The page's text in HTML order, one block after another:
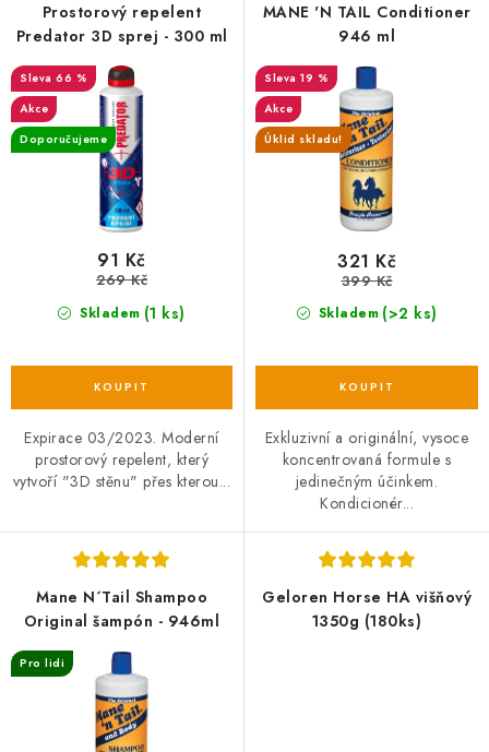
o
d
u
k
t
r
o
d
u
k
Prostorový repelent
Predator 3D sprej - 300 ml
66 %
Akce
Doporučujeme
Skladem (1 ks)
91 Kč
269 Kč
Expirace 03/2023. Moderní
prostorový repelent, který
vytvoří "3D stěnu" přes kterou...
MANE 'N TAIL Conditioner
946 ml
19 %
Akce
Úklid skladu!
Skladem (>2 ks)
321 Kč
399 Kč
Exkluzivní a originální, vysoce
koncentrovaná formule s
jedinečným účinkem.
Kondicionér...
Mane N´Tail Shampoo
Original šampón - 946ml
Pro lidi
Geloren Horse HA višňový
1350g (180ks)